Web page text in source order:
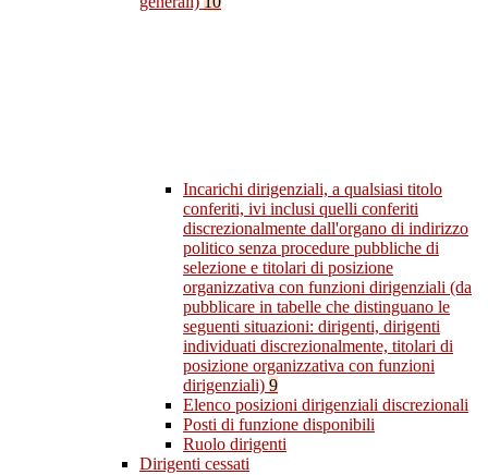
Incarichi dirigenziali, a qualsiasi titolo
conferiti, ivi inclusi quelli conferiti
discrezionalmente dall'organo di indirizzo
politico senza procedure pubbliche di
selezione e titolari di posizione
organizzativa con funzioni dirigenziali (da
pubblicare in tabelle che distinguano le
seguenti situazioni: dirigenti, dirigenti
individuati discrezionalmente, titolari di
posizione organizzativa con funzioni
dirigenziali) 9
Elenco posizioni dirigenziali discrezionali
Posti di funzione disponibili
Ruolo dirigenti
Dirigenti cessati